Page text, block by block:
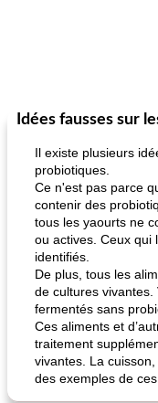
Idées fausses sur
Il existe plusieurs
probiotiques.
Ce n'est pas parce
contenir des
tous les yaourts ne
ou actives. Ceux qui
identifiés.
De plus, tous les
de cultures vivantes.
fermentés sans
Ces aliments et
traitement
vivantes. La
des exemples de